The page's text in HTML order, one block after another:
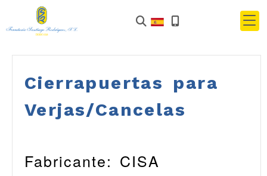
Cierrapuertas para
Verjas/Cancelas
Fabricante: CISA